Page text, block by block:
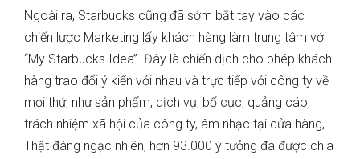
Ngoài ra, Starbucks cũng đã sớm bắt tay vào các
chiến lược Marketing lấy khách hàng làm trung tâm với
“My Starbucks Idea”. Đây là chiến dịch cho phép khách
hàng trao đổi ý kiến ​​với nhau và trực tiếp với công ty về
mọi thứ, như sản phẩm, dịch vụ, bố cục, quảng cáo,
trách nhiệm xã hội của công ty, âm nhạc tại cửa hàng,…
Thật đáng ngạc nhiên, hơn 93.000 ý tưởng đã được chia